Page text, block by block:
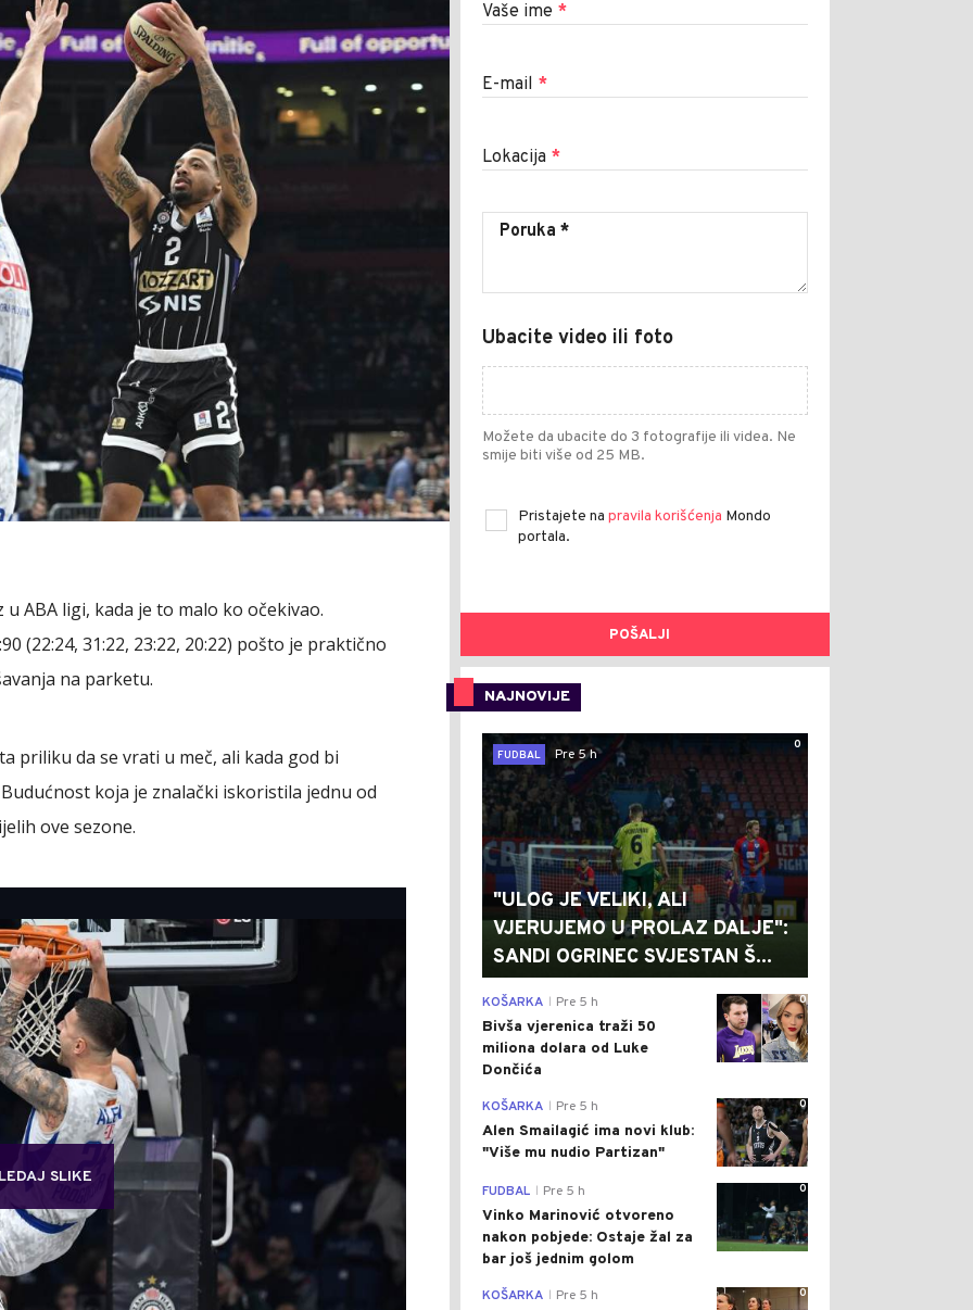
ABA ligi, kada je to malo ko očekivao.
(22:24, 31:22, 23:22, 20:22) pošto je praktično
na parketu.
priliku da se vrati u meč, ali kada god bi
koja je znalački iskoristila jednu od
ove sezone.
SLIKE
Vaše ime *
E-mail *
Lokacija *
Ubacite video ili foto
Možete da ubacite do 3 fotografije ili videa. Ne
smije biti više od 25 MB.
Pristajete na pravila korišćenja Mondo
portala.
POŠALJI
NAJNOVIJE
0
FUDBAL
Pre 5 h
"ULOG JE VELIKI, ALI
VJERUJEMO U PROLAZ DALJE":
SANDI OGRINEC SVJESTAN Š...
0
KOŠARKA Pre 5 h
Bivša vjerenica traži 50
miliona dolara od Luke
Dončića
0
KOŠARKA Pre 5 h
Alen Smailagić ima novi klub:
"Više mu nudio Partizan"
0
FUDBAL Pre 5 h
Vinko Marinović otvoreno
nakon pobjede: Ostaje žal za
bar još jednim golom
0
KOŠARKA Pre 5 h